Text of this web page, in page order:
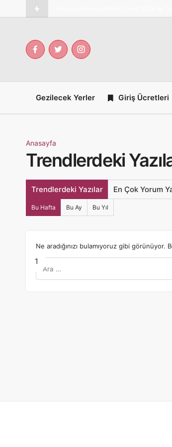
Gezilecek Yerler Giriş Ücretleri
Anasayfa
Trendlerdeki
Trendlerdeki Yazılar En Çok Yorum
Bu Hafta Bu Ay Bu Yıl
Ne aradığınızı bulamıyoruz gibi görünüyor.